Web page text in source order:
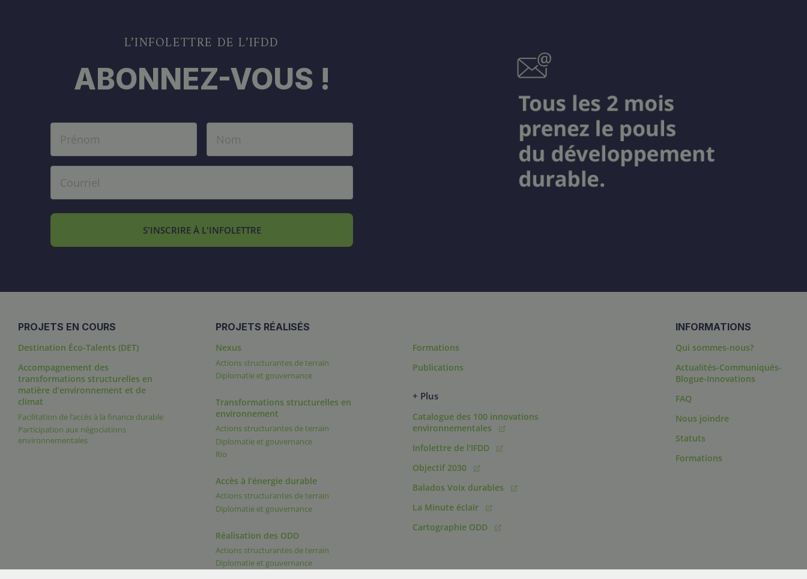
L’INFOLETTRE DE L’IFDD
ABONNEZ-VOUS !
S'INSCRIRE À L'INFOLETTRE
PROJETS EN COURS
Destination Éco-Talents (DET)
Accompagnement des
transformations structurelles en
matière d’environnement et de
climat
Facilitation de l’accès à la finance durable
Participation aux négociations
environnementales
PROJETS RÉALISÉS
Nexus
Actions structurantes de terrain
Diplomatie et gouvernance
Transformations structurelles en
environnement
Actions structurantes de terrain
Diplomatie et gouvernance
Rio
Accès à l’énergie durable
Actions structurantes de terrain
Diplomatie et gouvernance
Réalisation des ODD
Actions structurantes de terrain
Diplomatie et gouvernance
Formations
Publications
+ Plus
Catalogue des 100 innovations
environnementales
Infolettre de l'IFDD
Objectif 2030
Balados Voix durables
La Minute éclair
Cartographie ODD
INFORMATIONS
Qui sommes-nous?
Actualités-Communiqués-
Blogue-Innovations
FAQ
Nous joindre
Statuts
Formations